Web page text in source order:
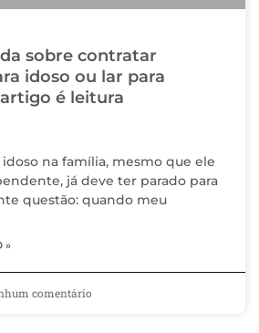
sobre contratar
idoso ou lar para
é leitura
na família, mesmo que ele
já deve ter parado para
questão: quando meu
»
comentário